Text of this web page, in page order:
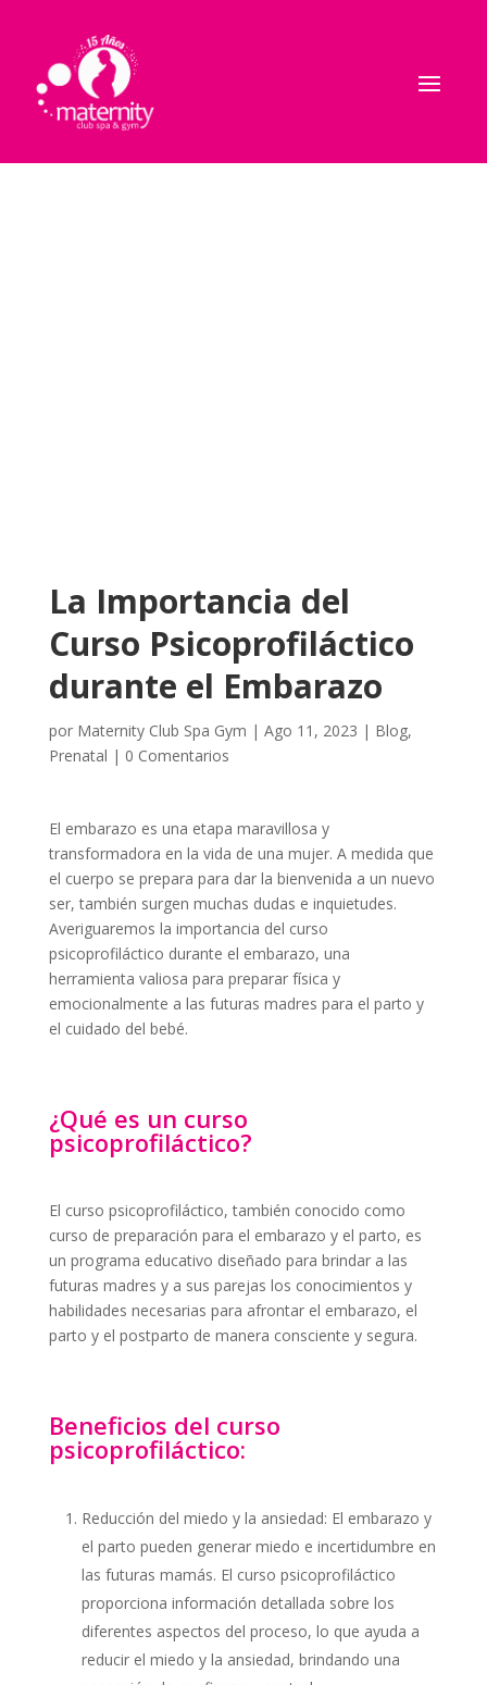
La Importancia del
Curso Psicoprofiláctico
durante el Embarazo
por Maternity Club Spa Gym | Ago 11, 2023 | Blog,
Prenatal | 0 Comentarios
El embarazo es una etapa maravillosa y
transformadora en la vida de una mujer. A medida que
el cuerpo se prepara para dar la bienvenida a un nuevo
ser, también surgen muchas dudas e inquietudes.
Averiguaremos la importancia del curso
psicoprofiláctico durante el embarazo, una
herramienta valiosa para preparar física y
emocionalmente a las futuras madres para el parto y
el cuidado del bebé.
¿Qué es un curso
psicoprofiláctico?
El curso psicoprofiláctico, también conocido como
curso de preparación para el embarazo y el parto, es
un programa educativo diseñado para brindar a las
futuras madres y a sus parejas los conocimientos y
habilidades necesarias para afrontar el embarazo, el
parto y el postparto de manera consciente y segura.
Beneficios del curso
psicoprofiláctico:
Reducción del miedo y la ansiedad: El embarazo y
el parto pueden generar miedo e incertidumbre en
las futuras mamás. El curso psicoprofiláctico
proporciona información detallada sobre los
diferentes aspectos del proceso, lo que ayuda a
reducir el miedo y la ansiedad, brindando una